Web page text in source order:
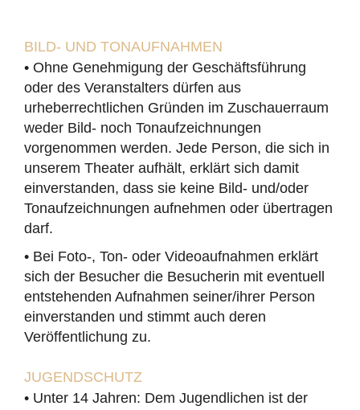
BILD- UND TONAUFNAHMEN
• Ohne Genehmigung der Geschäftsführung
oder des Veranstalters dürfen aus
urheberrechtlichen Gründen im Zuschauerraum
weder Bild- noch Tonaufzeichnungen
vorgenommen werden. Jede Person, die sich in
unserem Theater aufhält, erklärt sich damit
einverstanden, dass sie keine Bild- und/oder
Tonaufzeichnungen aufnehmen oder übertragen
darf.
• Bei Foto-, Ton- oder Videoaufnahmen erklärt
sich der Besucher die Besucherin mit eventuell
entstehenden Aufnahmen seiner/ihrer Person
einverstanden und stimmt auch deren
Veröffentlichung zu.
JUGENDSCHUTZ
• Unter 14 Jahren: Dem Jugendlichen ist der